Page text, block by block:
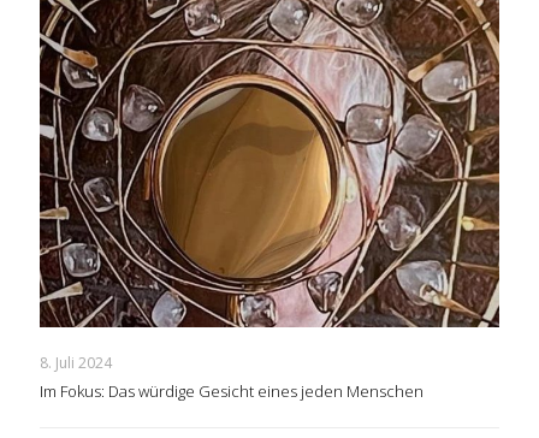
8. Juli 2024
Im Fokus: Das würdige Gesicht eines jeden Menschen